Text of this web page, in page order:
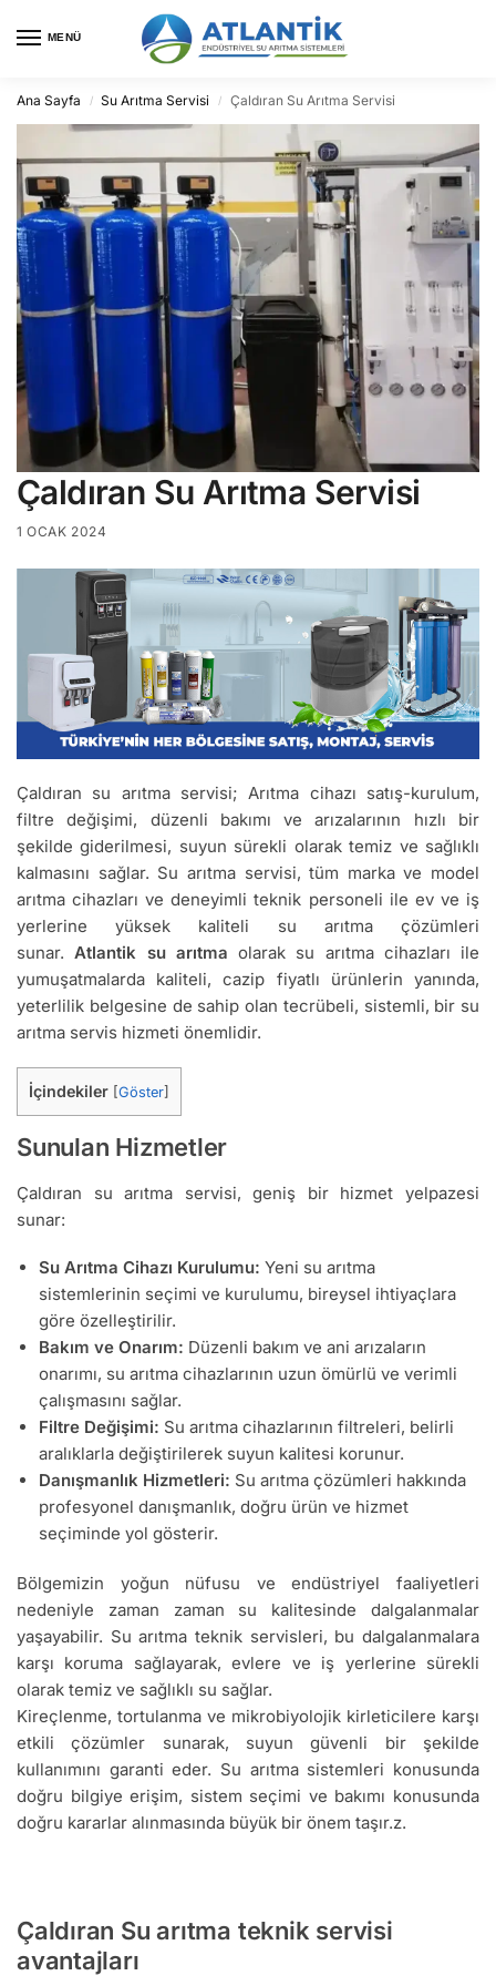
MENÜ
Ana Sayfa / Su Arıtma Servisi / Çaldıran Su Arıtma Servisi
Çaldıran Su Arıtma Servisi
1 OCAK 2024
Çaldıran su arıtma servisi; Arıtma cihazı satış-kurulum,
filtre değişimi, düzenli bakımı ve arızalarının hızlı bir
şekilde giderilmesi, suyun sürekli olarak temiz ve sağlıklı
kalmasını sağlar. Su arıtma servisi, tüm marka ve model
arıtma cihazları ve deneyimli teknik personeli ile ev ve iş
yerlerine yüksek kaliteli su arıtma çözümleri
sunar.Atlantik su arıtma olarak su arıtma cihazları ile
yumuşatmalarda kaliteli, cazip fiyatlı ürünlerin yanında,
yeterlilik belgesine de sahip olan tecrübeli, sistemli, bir su
arıtma servis hizmeti önemlidir.
İçindekiler [Göster]
Sunulan Hizmetler
Çaldıran su arıtma servisi, geniş bir hizmet yelpazesi
sunar:
Su Arıtma Cihazı Kurulumu: Yeni su arıtma
sistemlerinin seçimi ve kurulumu, bireysel ihtiyaçlara
göre özelleştirilir.
Bakım ve Onarım: Düzenli bakım ve ani arızaların
onarımı, su arıtma cihazlarının uzun ömürlü ve verimli
çalışmasını sağlar.
Filtre Değişimi: Su arıtma cihazlarının filtreleri, belirli
aralıklarla değiştirilerek suyun kalitesi korunur.
Danışmanlık Hizmetleri: Su arıtma çözümleri hakkında
profesyonel danışmanlık, doğru ürün ve hizmet
seçiminde yol gösterir.
Bölgemizin yoğun nüfusu ve endüstriyel faaliyetleri
nedeniyle zaman zaman su kalitesinde dalgalanmalar
yaşayabilir. Su arıtma teknik servisleri, bu dalgalanmalara
karşı koruma sağlayarak, evlere ve iş yerlerine sürekli
olarak temiz ve sağlıklı su sağlar.
Kireçlenme, tortulanma ve mikrobiyolojik kirleticilere karşı
etkili çözümler sunarak, suyun güvenli bir şekilde
kullanımını garanti eder. Su arıtma sistemleri konusunda
doğru bilgiye erişim, sistem seçimi ve bakımı konusunda
doğru kararlar alınmasında büyük bir önem taşır.z.
Çaldıran Su arıtma teknik servisi
avantajları